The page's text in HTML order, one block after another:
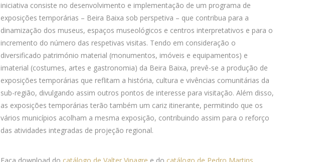
iniciativa consiste no desenvolvimento e implementação de um programa de
exposições temporárias – Beira Baixa sob perspetiva – que contribua para a
dinamização dos museus, espaços museológicos e centros interpretativos e para o
incremento do número das respetivas visitas. Tendo em consideração o
diversificado património material (monumentos, imóveis e equipamentos) e
imaterial (costumes, artes e gastronomia) da Beira Baixa, prevê-se a produção de
exposições temporárias que reflitam a história, cultura e vivências comunitárias da
sub-região, divulgando assim outros pontos de interesse para visitação. Além disso,
as exposições temporárias terão também um cariz itinerante, permitindo que os
vários municípios acolham a mesma exposição, contribuindo assim para o reforço
das atividades integradas de projeção regional.